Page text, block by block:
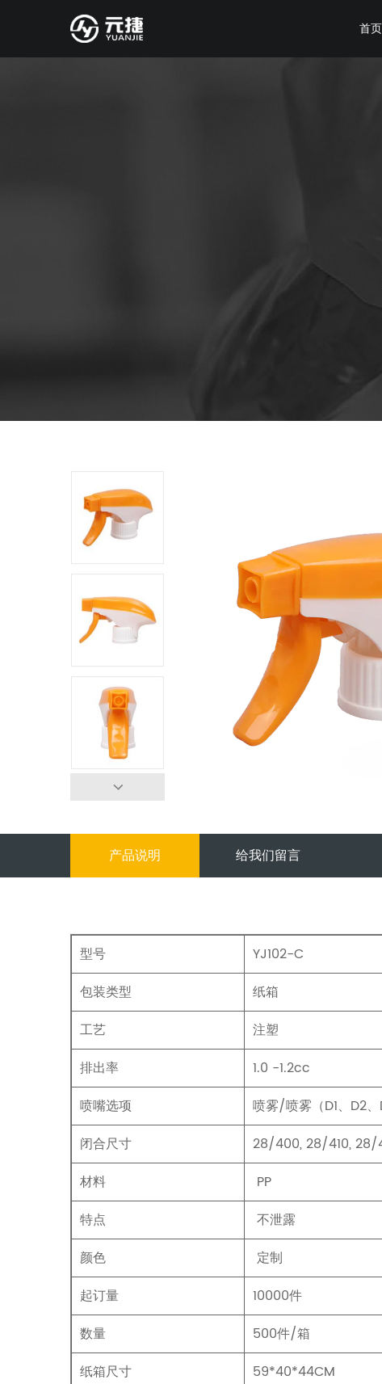
首页
产品说明 给我们留言
型号
YJ102-C
包装类型
纸箱
工艺
注塑
排出率
1.0 -1.2cc
喷嘴选项
喷雾/喷雾（D1、D2
闭合尺寸
28/400, 28/410, 28/
材料
PP
特点
不泄露
颜色
定制
起订量
10000件
数量
500件/箱
纸箱尺寸
59*40*44CM